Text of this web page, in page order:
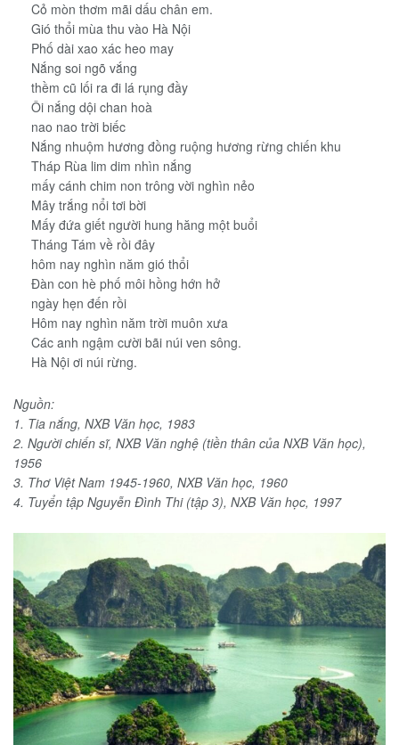
Cỏ mòn thơm mãi dấu chân em.
Gió thổi mùa thu vào Hà Nội
Phố dài xao xác heo may
Nắng soi ngõ vắng
thềm cũ lối ra đi lá rụng đầy
Ôi nắng dội chan hoà
nao nao trời biếc
Nắng nhuộm hương đồng ruộng hương rừng chiến khu
Tháp Rùa lim dim nhìn nắng
mấy cánh chim non trông vời nghìn nẻo
Mây trắng nổi tơi bời
Mấy đứa giết người hung hăng một buổi
Tháng Tám về rồi đây
hôm nay nghìn năm gió thổi
Ðàn con hè phố môi hồng hớn hở
ngày hẹn đến rồi
Hôm nay nghìn năm trời muôn xưa
Các anh ngậm cười bãi núi ven sông.
Hà Nội ơi núi rừng.
Nguồn:
1. Tia nắng, NXB Văn học, 1983
2. Người chiến sĩ, NXB Văn nghệ (tiền thân của NXB Văn học),
1956
3. Thơ Việt Nam 1945-1960, NXB Văn học, 1960
4. Tuyển tập Nguyễn Đình Thi (tập 3), NXB Văn học, 1997